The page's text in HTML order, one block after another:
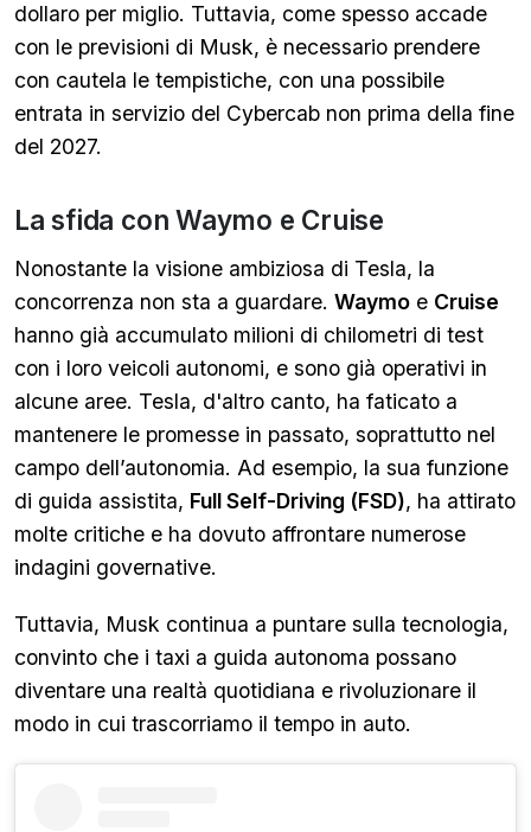
dollaro per miglio. Tuttavia, come spesso accade
con le previsioni di Musk, è necessario prendere
con cautela le tempistiche, con una possibile
entrata in servizio del Cybercab non prima della fine
del 2027.
La sfida con Waymo e Cruise
Nonostante la visione ambiziosa di Tesla, la
concorrenza non sta a guardare. Waymo e Cruise
hanno già accumulato milioni di chilometri di test
con i loro veicoli autonomi, e sono già operativi in
alcune aree. Tesla, d'altro canto, ha faticato a
mantenere le promesse in passato, soprattutto nel
campo dell’autonomia. Ad esempio, la sua funzione
di guida assistita, Full Self-Driving (FSD), ha attirato
molte critiche e ha dovuto affrontare numerose
indagini governative.
Tuttavia, Musk continua a puntare sulla tecnologia,
convinto che i taxi a guida autonoma possano
diventare una realtà quotidiana e rivoluzionare il
modo in cui trascorriamo il tempo in auto.